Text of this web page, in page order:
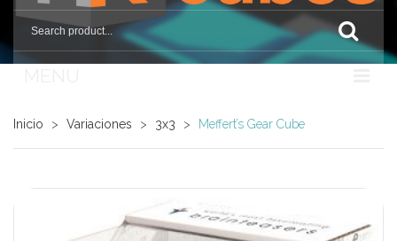
Nosotros
Marcas
Inicio > Variaciones > 3x3 > Meffert’s Gear Cube